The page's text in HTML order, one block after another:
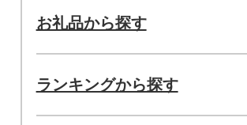
お礼品から探す
ランキングから探す